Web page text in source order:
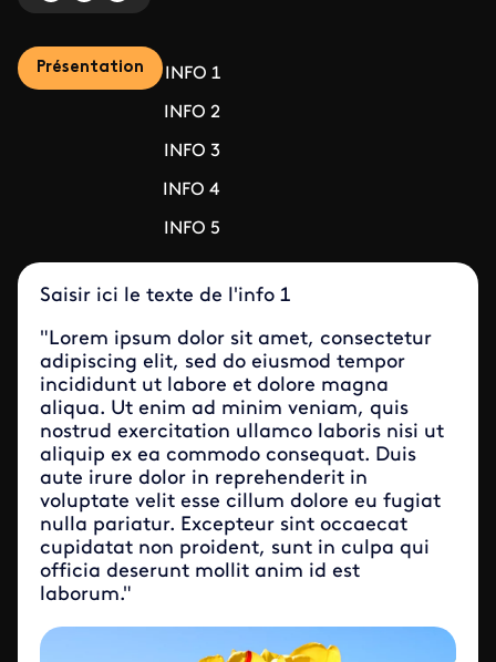
Présentation INFO 1
INFO 2
INFO 3
INFO 4
INFO 5
Saisir ici le texte de l'info 1
"Lorem ipsum dolor sit amet, consectetur
adipiscing elit, sed do eiusmod tempor
incididunt ut labore et dolore magna
aliqua. Ut enim ad minim veniam, quis
nostrud exercitation ullamco laboris nisi ut
aliquip ex ea commodo consequat. Duis
aute irure dolor in reprehenderit in
voluptate velit esse cillum dolore eu fugiat
nulla pariatur. Excepteur sint occaecat
cupidatat non proident, sunt in culpa qui
officia deserunt mollit anim id est
laborum."